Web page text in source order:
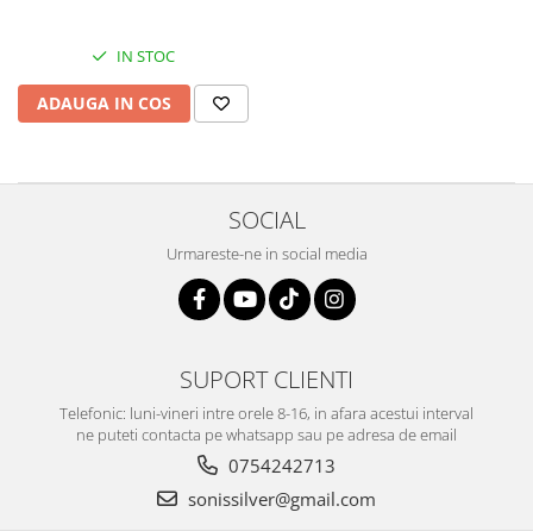
IN STOC
ADAUGA IN COS
SOCIAL
Urmareste-ne in social media
SUPORT CLIENTI
Telefonic: luni-vineri intre orele 8-16, in afara acestui interval
ne puteti contacta pe whatsapp sau pe adresa de email
0754242713
sonissilver@gmail.com